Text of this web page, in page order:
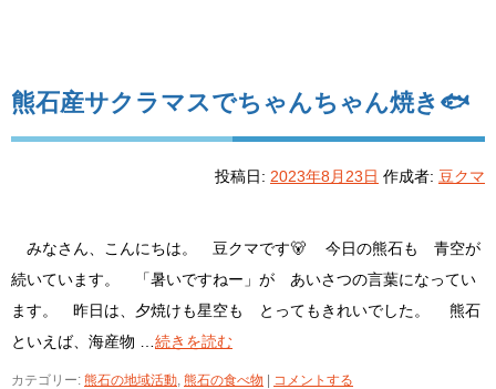
熊石産サクラマスでちゃんちゃん焼き🐟
投稿日: 2023年8月23日 作成者: 豆クマ
みなさん、こんにちは。 豆クマです🐻 今日の熊石も 青空が
続いています。 「暑いですねー」が あいさつの言葉になってい
ます。 昨日は、夕焼けも星空も とってもきれいでした。 熊石
といえば、海産物 … 続きを読む
カテゴリー: 熊石の地域活動, 熊石の食べ物 コメントする